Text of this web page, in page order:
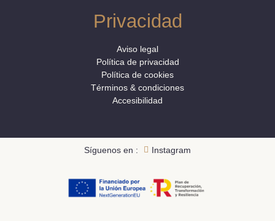
Privacidad
Aviso legal
Política de privacidad
Política de cookies
Términos & condiciones
Accesibilidad
Síguenos en : Instagram